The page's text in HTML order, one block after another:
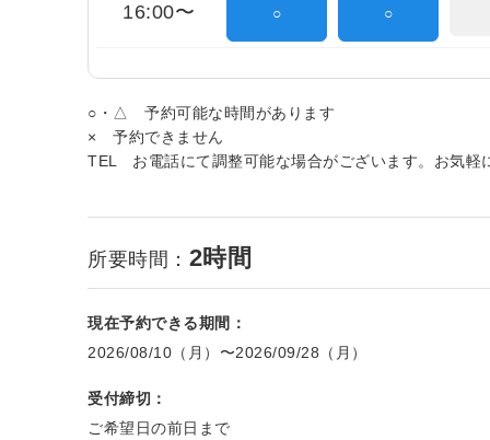
16:00〜 ○ ○
○・△ 予約可能な時間があります
× 予約できません
TEL お電話にて調整可能な場合がございます。お気軽
所要時間： 2時間
現在予約できる期間：
2026/08/10（月）〜2026/09/28（月）
受付締切：
ご希望日の前日まで